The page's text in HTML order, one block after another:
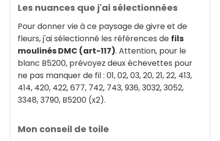
Les nuances que j'ai sélectionnées
Pour donner vie à ce paysage de givre et de
fleurs, j'ai sélectionné les références de fils
moulinés DMC (art-117). Attention, pour le
blanc B5200, prévoyez deux échevettes pour
ne pas manquer de fil : 01, 02, 03, 20, 21, 22, 413,
414, 420, 422, 677, 742, 743, 936, 3032, 3052,
3348, 3790, B5200 (x2).
Mon conseil de toile